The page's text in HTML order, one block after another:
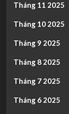
Tháng 11 2025
Tháng 10 2025
Tháng 9 2025
Tháng 8 2025
Tháng 7 2025
Tháng 6 2025